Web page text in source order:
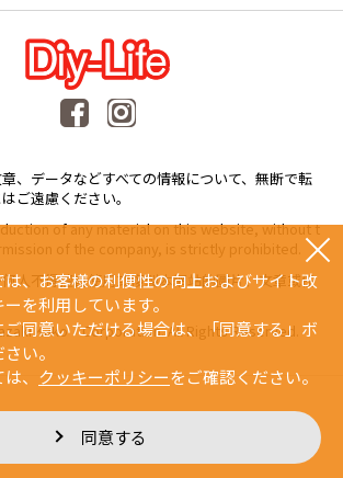
、データなどすべての情報について、無断で転
ご遠慮ください。
of any material on this website, without t
of the company, is strictly prohibited.
人不得擅自使用或複製本網站的圖片、文章或任
Kako Corporation. All Rights Reserved.
、お客様の利便性の向上およびサイト改
を利用しています。
同意いただける場合は、「同意する」ボ
い。
、 クッキーポリシーをご確認ください。
同意する